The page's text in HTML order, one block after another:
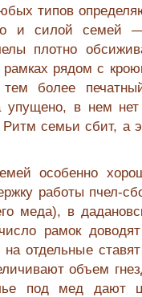
типов
и силой семей
плотно
рядом с
более
упущено, в нем
Ритм семьи сбит, а
особенно
работы пчел-
меда), в
рамок
отдельные
объем
под мед дают